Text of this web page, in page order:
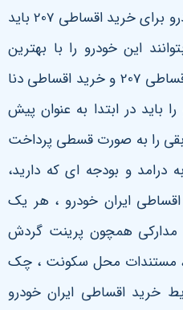
عرضه می کنند و خریداران خودرو برای خرید اقساطی 207 باید
این خودرو را با بهترین
شرایط تهیه کنند. برای خرید اقساطی 207 و خرید اقساطی دنا
باید در ابتدا به عنوان پیش
را به صورت قسطی پرداخت
درامد و بودجه ای که دارید،
ایران خودرو ، هر یک
مدارکی همچون پرینت گردش
مستندات محل سکونت ، چک
خرید اقساطی ایران خودرو